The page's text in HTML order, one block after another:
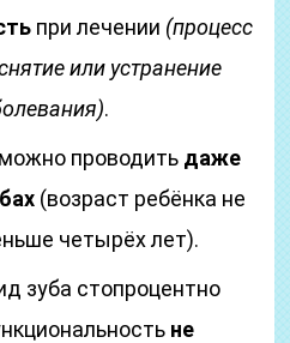
при лечении (процесс
или устранение
.
проводить даже
(возраст ребёнка не
четырёх лет).
зуба стопроцентно
не